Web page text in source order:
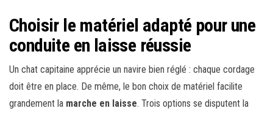
Choisir le matériel adapté pour une
conduite en laisse réussie
Un chat capitaine apprécie un navire bien réglé : chaque cordage
doit être en place. De même, le bon choix de matériel facilite
grandement la marche en laisse. Trois options se disputent la